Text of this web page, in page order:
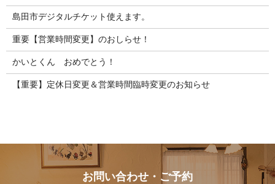
島田市デジタルチケット使えます。
重要【営業時間変更】のおしらせ！
かいとくん おめでとう！
【重要】定休日変更＆営業時間臨時変更のお知らせ
お問い合わせ・ご予約